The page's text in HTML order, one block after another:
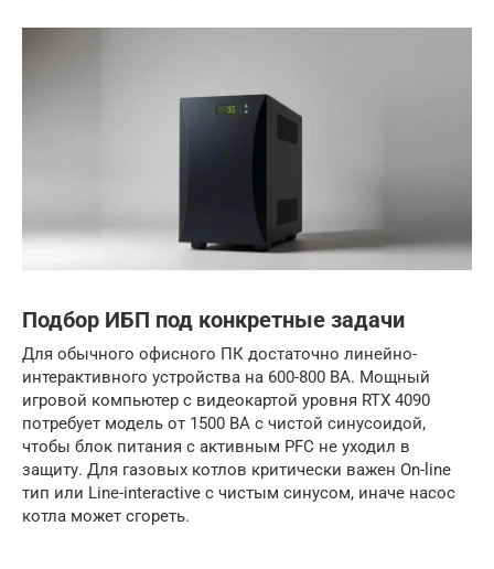
Подбор ИБП под конкретные задачи
Для обычного офисного ПК достаточно линейно-
интерактивного устройства на 600-800 ВА. Мощный
игровой компьютер с видеокартой уровня RTX 4090
потребует модель от 1500 ВА с чистой синусоидой,
чтобы блок питания с активным PFC не уходил в
защиту. Для газовых котлов критически важен On-line
тип или Line-interactive с чистым синусом, иначе насос
котла может сгореть.